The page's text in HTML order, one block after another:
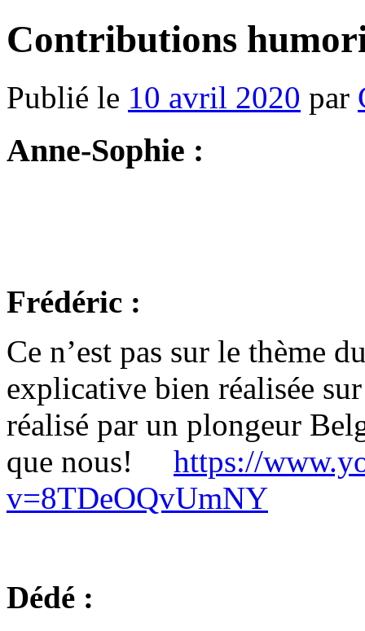
Contributions
Publié le 10 avril 2020 par
Anne-Sophie :
Frédéric :
Ce n’est pas sur le thème
explicative bien réalisée
réalisé par un plongeur
que nous! https://
v=8TDeOQvUmNY
Dédé :